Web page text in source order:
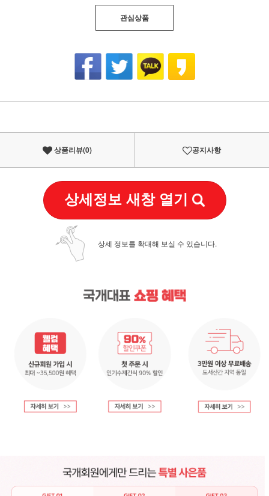
관심상품
상품리뷰(0) 공지사항
상세정보 새창 열기
상세 정보를 확대해 보실 수 있습니다.